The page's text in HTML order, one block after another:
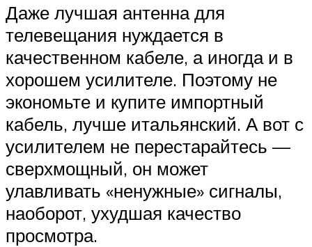
Даже лучшая антенна для
телевещания нуждается в
качественном кабеле, а иногда и в
хорошем усилителе. Поэтому не
экономьте и купите импортный
кабель, лучше итальянский. А вот с
усилителем не перестарайтесь —
сверхмощный, он может
улавливать «ненужные» сигналы,
наоборот, ухудшая качество
просмотра.